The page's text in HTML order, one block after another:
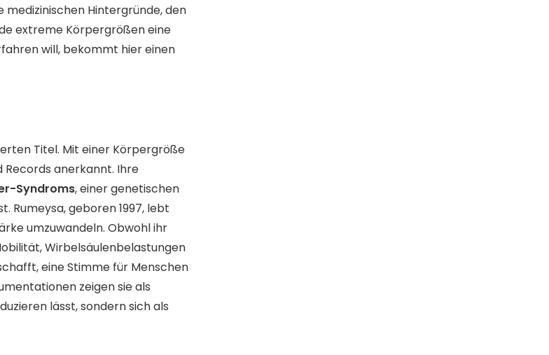
Hintergründe, den
extreme Körpergrößen eine
will, bekommt hier einen
Titel. Mit einer Körpergröße
Records anerkannt. Ihre
Syndroms, einer genetischen
Rumeysa, geboren 1997, lebt
umzuwandeln. Obwohl ihr
Wirbelsäulenbelastungen
eine Stimme für Menschen
zeigen sie als
lässt, sondern sich als